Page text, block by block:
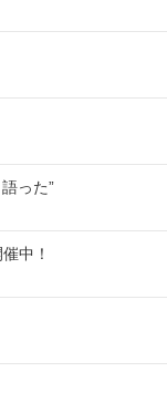
った”
中！